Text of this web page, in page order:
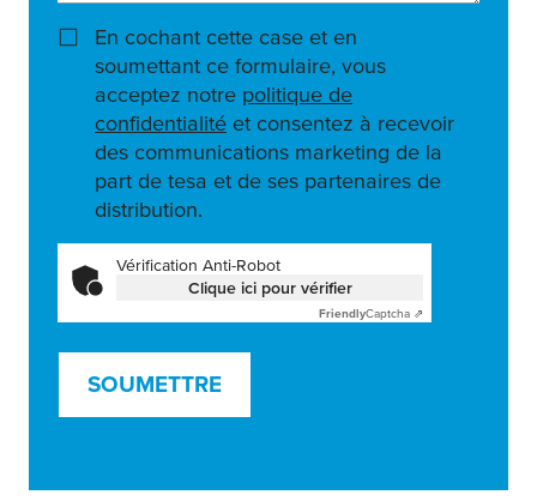
En cochant cette case et en
soumettant ce formulaire, vous
acceptez notre politique de
confidentialité et consentez à recevoir
des communications marketing de la
part de tesa et de ses partenaires de
distribution.
Vérification Anti-Robot
Clique ici pour vérifier
FriendlyCaptcha ⇗
SOUMETTRE